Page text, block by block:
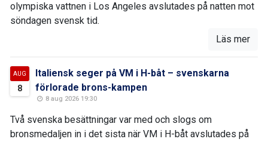
olympiska vattnen i Los Angeles avslutades på natten mot
söndagen svensk tid.
Läs mer
AUG
8
Italiensk seger på VM i H-båt – svenskarna
förlorade brons-kampen
8 aug 2026 19:30
Två svenska besättningar var med och slogs om
bronsmedaljen in i det sista när VM i H-båt avslutades på